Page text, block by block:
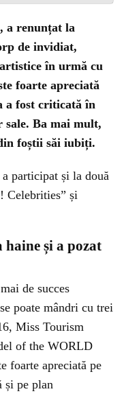
a renunțat la
de invidiat,
în urmă cu
foarte apreciată
a fost criticată în
sale. Ba mai mult,
foștii săi iubiți.
participat și la două
Celebrities” și
și a pozat
de succes
poate mândri cu trei
Miss Tourism
of the WORLD
foarte apreciată pe
și pe plan